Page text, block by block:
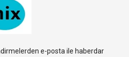
e-posta ile haberdar